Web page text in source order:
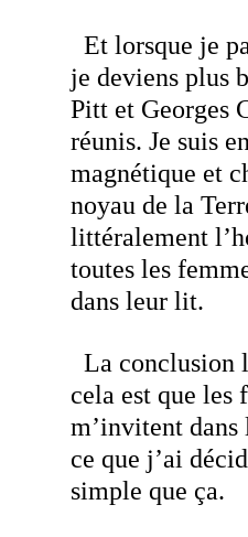
Et lorsque je
je deviens plus
Pitt et Georges
réunis. Je suis
magnétique et
noyau de la
littéralement
toutes les
dans leur lit.
La conclusion
cela est que les
m’invitent dans
ce que j’ai
simple que ça.